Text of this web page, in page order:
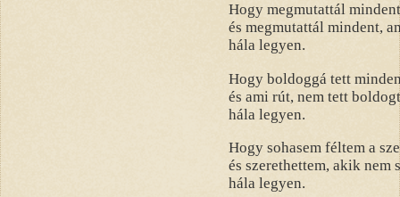
Hogy megmutattál
és megmutattál mindent,
hála legyen.
Hogy boldoggá tett
és ami rút, nem tett
hála legyen.
Hogy sohasem féltem a
és szerethettem, akik nem
hála legyen.